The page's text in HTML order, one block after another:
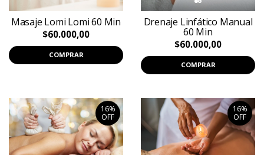
Masaje Lomi Lomi 60 Min
$60.000,00
COMPRAR
Drenaje Linfático Manual
60 Min
$60.000,00
COMPRAR
16%
OFF
16%
OFF